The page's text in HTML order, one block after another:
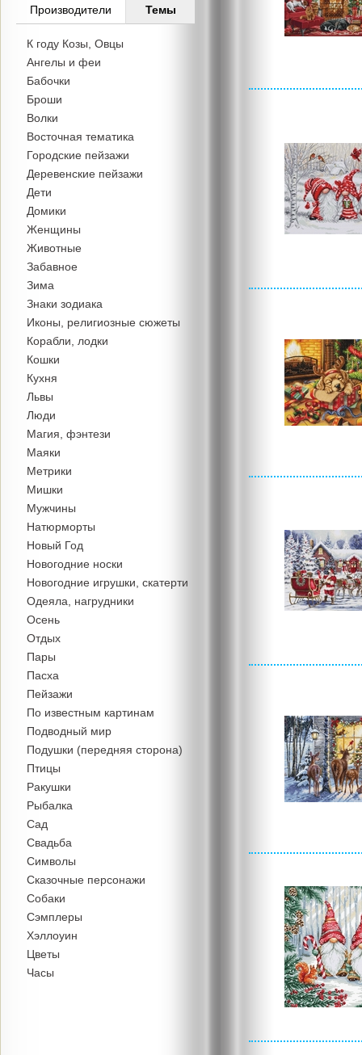
Производители Темы
К году Козы, Овцы
Ангелы и феи
Бабочки
Броши
Волки
Восточная тематика
Городские пейзажи
Деревенские пейзажи
Дети
Домики
Женщины
Животные
Забавное
Зима
Знаки зодиака
Иконы, религиозные сюжеты
Корабли, лодки
Кошки
Кухня
Львы
Люди
Магия, фэнтези
Маяки
Метрики
Мишки
Мужчины
Натюрморты
Новый Год
Новогодние носки
Новогодние игрушки, скатерти
Одеяла, нагрудники
Осень
Отдых
Пары
Пасха
Пейзажи
По известным картинам
Подводный мир
Подушки (передняя сторона)
Птицы
Ракушки
Рыбалка
Сад
Свадьба
Символы
Сказочные персонажи
Собаки
Сэмплеры
Хэллоуин
Цветы
Часы